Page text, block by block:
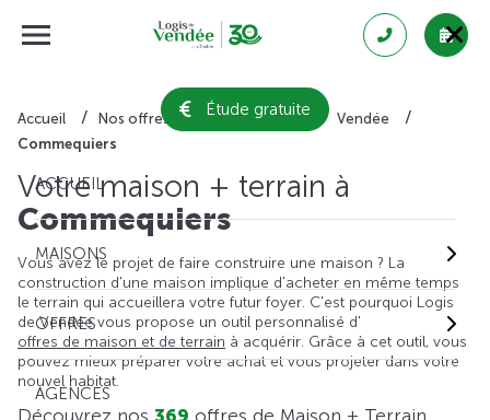
Étude gratuite
ACCUEIL
MAISONS
OFFRES
AGENCES
Accueil Nos offres de maison + terrain
Vendée
Commequiers
Votre maison + terrain à
Commequiers
Vous avez le projet de faire construire une maison ? La
construction d'une maison implique d'acheter en même temps
le terrain qui accueillera votre futur foyer. C'est pourquoi Logis
de Vendée vous propose un outil personnalisé d'
offres de maison et de terrain à acquérir. Grâce à cet outil, vous
pouvez mieux préparer votre achat et vous projeter dans votre
nouvel habitat.
Découvrez nos 369 offres de Maison + Terrain